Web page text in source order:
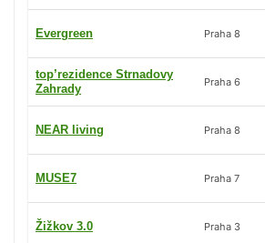
Evergreen Praha 8
top’rezidence Strnadovy
Zahrady
Praha 6
NEAR living Praha 8
MUSE7 Praha 7
Žižkov 3.0 Praha 3